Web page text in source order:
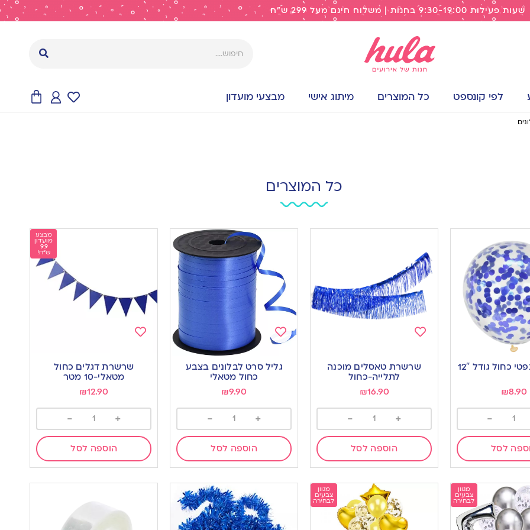
שעות פעילות 9:30-19:00 בחנות | משלוח חינם מעל 299 ש"ח
לפי קונספט כל המוצרים מיתוג אישי מבצעי מועדון
כל המוצרים
₪8.90
-
לסל
wishlist
שרשרת טאסלים מוכנה
לתלייה-כחול
₪16.90
+
-
הוספה לסל
wishlist
גליל סרט לבלונים בצבע
כחול מטאלי
₪9.90
+
-
הוספה לסל
מבצע
מועדון
9.9
ש"ח!
wishlist
שרשרת דגלים כחול
מטאלי-10 מטר
₪12.90
+
-
הוספה לסל
מגוון
צבעים
לבחירה
מגוון
צבעים
לבחירה